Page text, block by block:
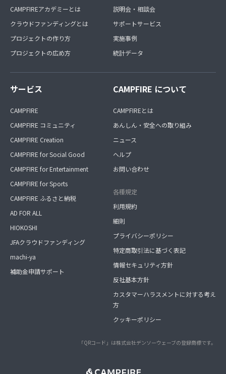
CAMPFIREアカデミーとは
クラウドファンディングとは
プロジェクトの作り方
プロジェクトの広め方
説明会・相談会
サポートサービス
実施事例
統計データ
サービス
CAMPFIRE
CAMPFIRE コミュニティ
CAMPFIRE Creation
CAMPFIRE for Social Good
CAMPFIRE for Entertainment
CAMPFIRE for Sports
CAMPFIRE ふるさと納税
AD FOR ALL
HIOKOSHI
JFAクラウドファンディング
machi-ya
補助金申請サポート
CAMPFIRE について
CAMPFIREとは
あんしん・安全への取り組み
ニュース
ヘルプ
お問い合わせ
各種規定
利用規約
細則
プライバシーポリシー
特定商取引法に基づく表記
情報セキュリティ方針
反社基本方針
カスタマーハラスメントに対する考え
方
クッキーポリシー
「QRコード」は株式会社デンソーウェーブの登録商標です。